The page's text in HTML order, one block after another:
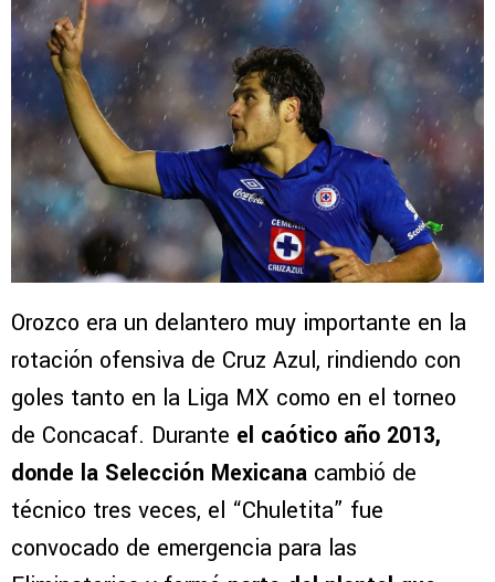
Orozco era un delantero muy importante en la
rotación ofensiva de Cruz Azul, rindiendo con
goles tanto en la Liga MX como en el torneo
de Concacaf. Durante el caótico año 2013,
donde la Selección Mexicana cambió de
técnico tres veces, el “Chuletita” fue
convocado de emergencia para las